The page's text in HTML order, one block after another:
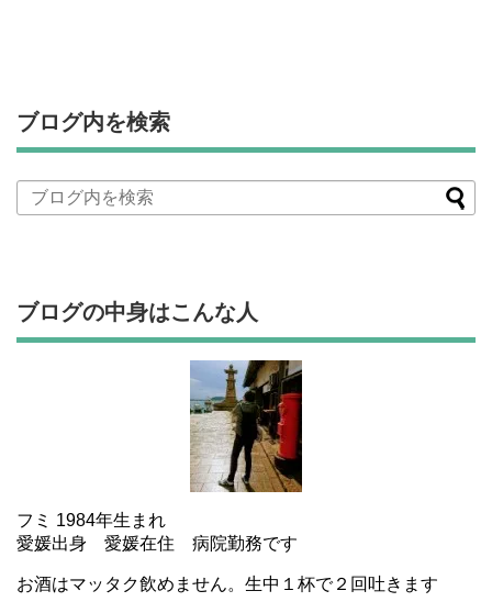
ブログ内を検索
ブログの中身はこんな人
フミ 1984年生まれ
愛媛出身 愛媛在住 病院勤務です
お酒はマッタク飲めません。生中１杯で２回吐きます